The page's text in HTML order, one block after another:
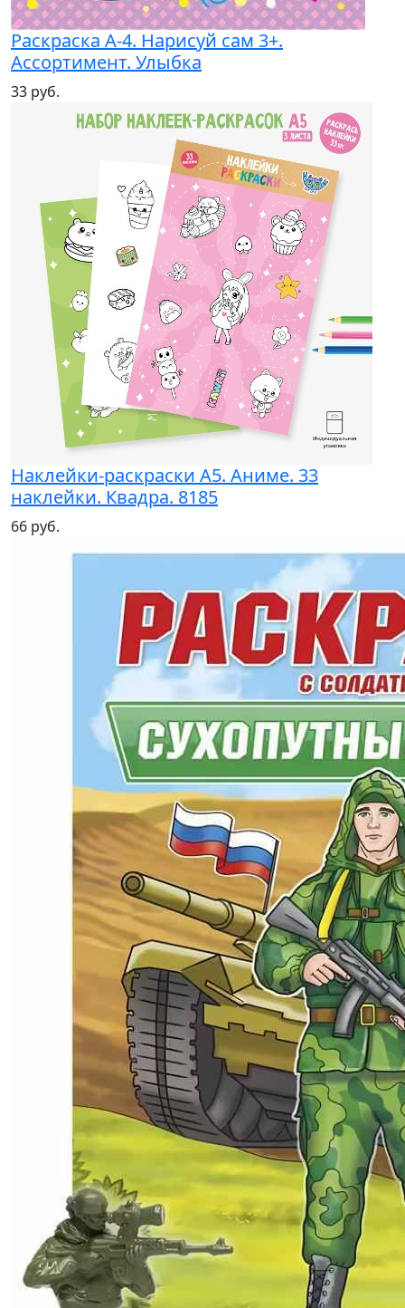
Раскраска А-4. Нарисуй сам 3+.
Ассортимент. Улыбка
33 руб.
Наклейки-раскраски А5. Аниме. 33
наклейки. Квадра. 8185
66 руб.